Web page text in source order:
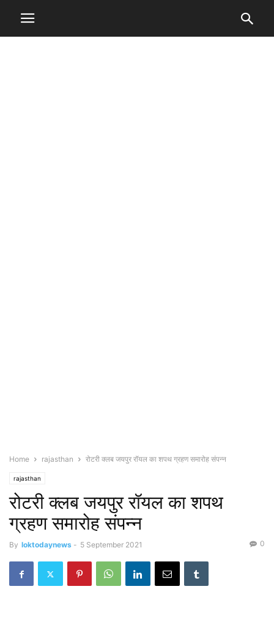
Home rajasthan रोटरी क्लब जयपुर रॉयल का शपथ ग्रहण समारोह संपन्न
rajasthan
रोटरी क्लब जयपुर रॉयल का शपथ
ग्रहण समारोह संपन्न
By loktodaynews - 5 September 2021 0